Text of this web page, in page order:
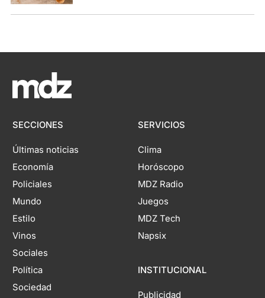
SECCIONES
Últimas noticias
Economía
Policiales
Mundo
Estilo
Vinos
Sociales
Política
Sociedad
SERVICIOS
Clima
Horóscopo
MDZ Radio
Juegos
MDZ Tech
Napsix
INSTITUCIONAL
Publicidad